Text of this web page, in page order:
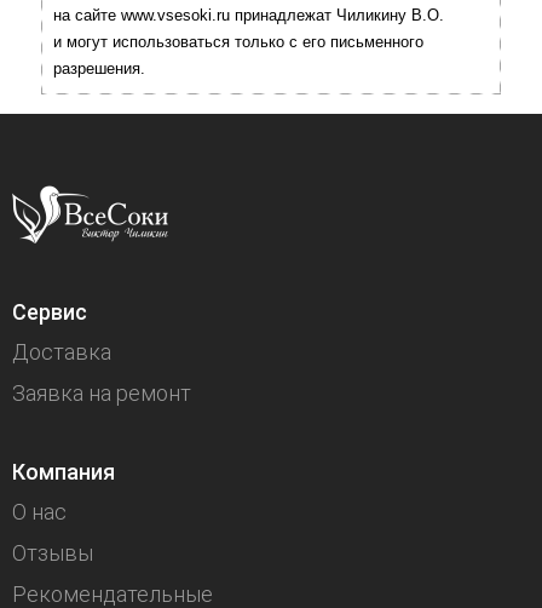
на сайте www.vsesoki.ru принадлежат Чиликину В.О.
и могут использоваться только с его письменного
разрешения.
Сервис
Доставка
Заявка на ремонт
Компания
О нас
Отзывы
Рекомендательные